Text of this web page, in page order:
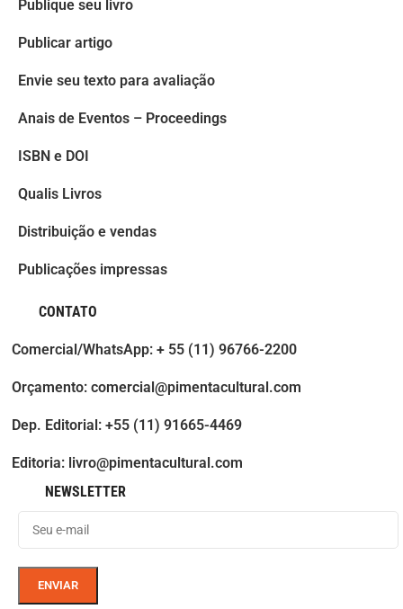
Publique seu livro
Publicar artigo
Envie seu texto para avaliação
Anais de Eventos – Proceedings
ISBN e DOI
Qualis Livros
Distribuição e vendas
Publicações impressas
CONTATO
Comercial/WhatsApp: + 55 (11) 96766-2200
Orçamento: comercial@pimentacultural.com
Dep. Editorial: +55 (11) 91665-4469
Editoria: livro@pimentacultural.com
NEWSLETTER